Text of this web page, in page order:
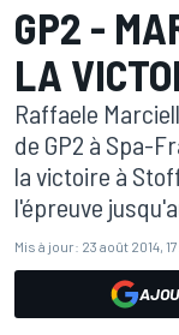
GP2 -
LA
Raffaele
de GP2 à Spa-
la victoire à
l'épreuve
Mis à jour: 23 août 2014,